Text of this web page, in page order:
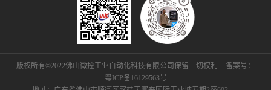
版权所有©2022佛山微控工业自动化科技有限公司保留一切权利
备案号：
粤ICP备16129563号